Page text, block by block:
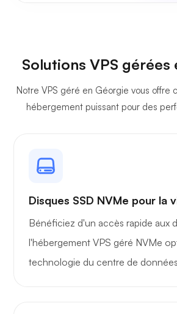
Solutions VPS gérées
Notre VPS géré en Géorgie vous offre
hébergement puissant pour des
Disques SSD NVMe pour la
Bénéficiez d'un accès rapide aux
l'hébergement VPS géré NVMe
technologie du centre de